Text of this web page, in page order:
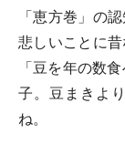
「恵方巻」の
悲しいことに
「豆を年の数
子。豆まきよ
ね。